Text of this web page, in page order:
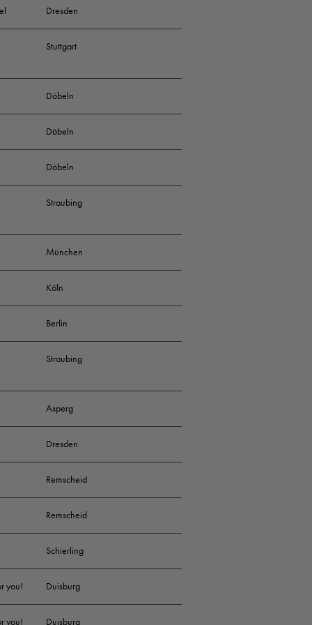
Dresden
Stuttgart
Döbeln
Döbeln
Döbeln
Straubing
München
Köln
Berlin
Straubing
Asperg
Dresden
Remscheid
Remscheid
Schierling
you! Duisburg
you! Duisburg